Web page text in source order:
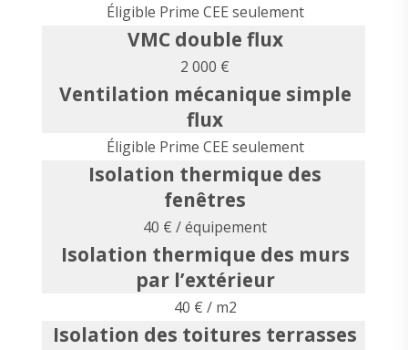
Éligible Prime CEE seulement
VMC double flux
2 000 €
Ventilation mécanique simple
flux
Éligible Prime CEE seulement
Isolation thermique des
fenêtres
40 € / équipement
Isolation thermique des murs
par l’extérieur
40 € / m2
Isolation des toitures terrasses